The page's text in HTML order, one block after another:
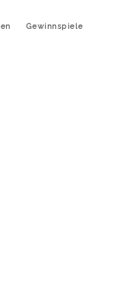
Gewinnspiele